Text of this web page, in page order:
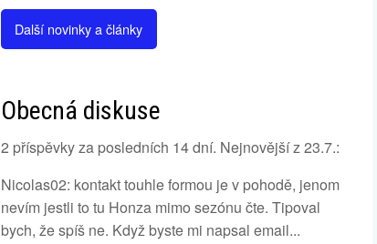
Další novinky a články
Obecná diskuse
2 příspěvky za posledních 14 dní. Nejnovější z 23.7.:
Nicolas02: kontakt touhle formou je v pohodě, jenom
nevím jestli to tu Honza mimo sezónu čte. Tipoval
bych, že spíš ne. Když byste mi napsal email...